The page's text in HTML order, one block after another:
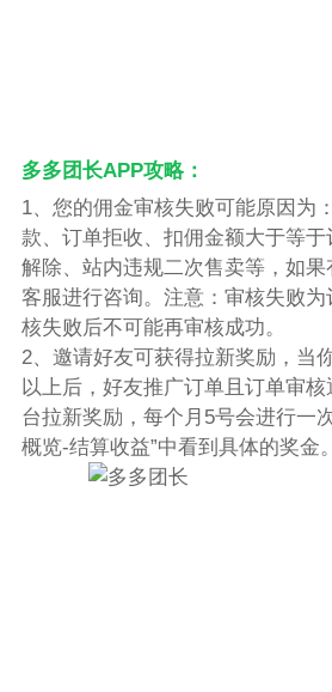
多多团长APP攻略：
1、您的佣金审核失败可能原因为
款、订单拒收、扣佣金额大于等
解除、站内违规二次售卖等，如
客服进行咨询。注意：审核失败
核失败后不可能再审核成功。
2、邀请好友可获得拉新奖励，当
以上后，好友推广订单且订单审
台拉新奖励，每个月5号会进行一
概览-结算收益”中看到具体的奖金。